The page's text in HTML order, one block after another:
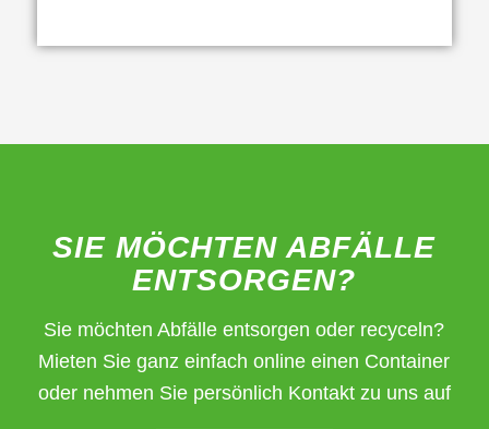
SIE MÖCHTEN ABFÄLLE
ENTSORGEN?
Sie möchten Abfälle entsorgen oder recyceln?
Mieten Sie ganz einfach online einen Container
oder nehmen Sie persönlich Kontakt zu uns auf